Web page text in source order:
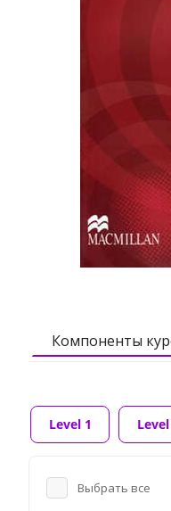
Компоненты
Level 1
Выбрать все